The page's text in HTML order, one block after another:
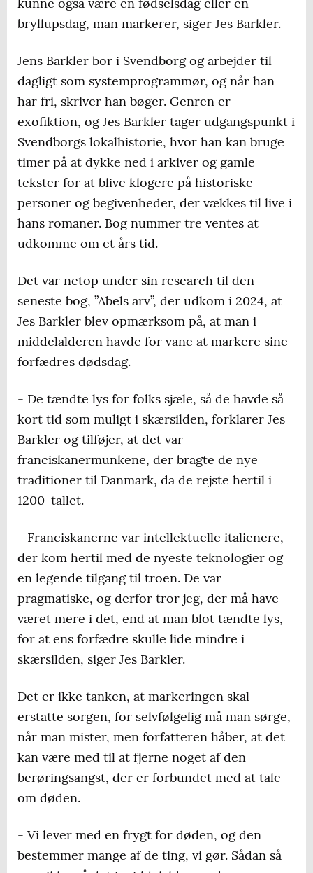
bryllupsdag, man markerer, siger Jes Barkler.
Jens Barkler bor i Svendborg og arbejder til
dagligt som systemprogrammør, og når han
har fri, skriver han bøger. Genren er
exofiktion, og Jes Barkler tager udgangspunkt i
Svendborgs lokalhistorie, hvor han kan bruge
timer på at dykke ned i arkiver og gamle
tekster for at blive klogere på historiske
personer og begivenheder, der vækkes til live i
hans romaner. Bog nummer tre ventes at
udkomme om et års tid.
Det var netop under sin research til den
seneste bog, ”Abels arv”, der udkom i 2024, at
Jes Barkler blev opmærksom på, at man i
middelalderen havde for vane at markere sine
forfædres dødsdag.
- De tændte lys for folks sjæle, så de havde så
kort tid som muligt i skærsilden, forklarer Jes
Barkler og tilføjer, at det var
franciskanermunkene, der bragte de nye
traditioner til Danmark, da de rejste hertil i
1200-tallet.
- Franciskanerne var intellektuelle italienere,
der kom hertil med de nyeste teknologier og
en legende tilgang til troen. De var
pragmatiske, og derfor tror jeg, der må have
været mere i det, end at man blot tændte lys,
for at ens forfædre skulle lide mindre i
skærsilden, siger Jes Barkler.
Det er ikke tanken, at markeringen skal
erstatte sorgen, for selvfølgelig må man sørge,
når man mister, men forfatteren håber, at det
kan være med til at fjerne noget af den
berøringsangst, der er forbundet med at tale
om døden.
- Vi lever med en frygt for døden, og den
bestemmer mange af de ting, vi gør. Sådan så